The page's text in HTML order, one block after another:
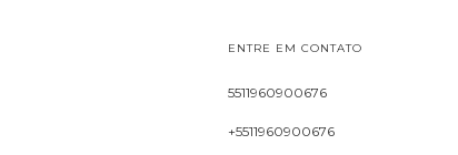
ENTRE EM CONTATO
5511960900676
+5511960900676